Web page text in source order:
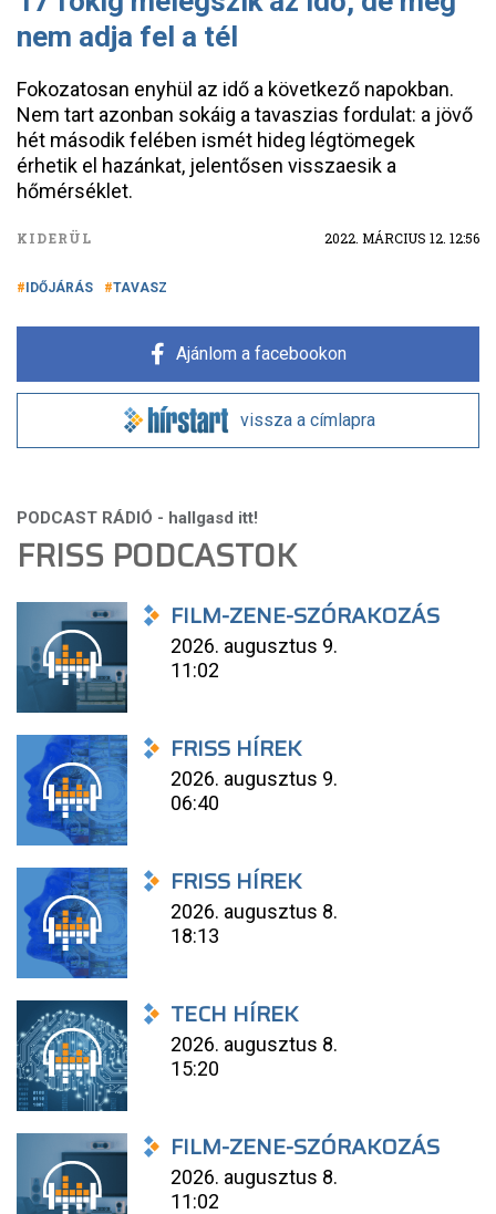
nem adja fel a tél
Fokozatosan enyhül az idő a következő napokban.
Nem tart azonban sokáig a tavaszias fordulat: a jövő
hét második felében ismét hideg légtömegek
érhetik el hazánkat, jelentősen visszaesik a
hőmérséklet.
KIDERÜL 2022. MÁRCIUS 12. 12:56
IDŐJÁRÁS TAVASZ
Ajánlom a facebookon
vissza a címlapra
FRISS PODCASTOK
FILM-ZENE-SZÓRAKOZÁS
2026. augusztus 9.
11:02
FRISS HÍREK
2026. augusztus 9.
06:40
FRISS HÍREK
2026. augusztus 8.
18:13
TECH HÍREK
2026. augusztus 8.
15:20
FILM-ZENE-SZÓRAKOZÁS
2026. augusztus 8.
11:02